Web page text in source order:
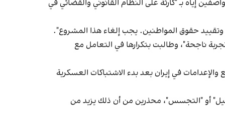
عبر بيان، مشروع القانون الجديد، واصفين إياه بـ "كارثة على النظام القانوني والقضائي في
وتقييد حقوق المواطنين. يجب إلغاء هذا المشروع".
وكالة "فارس"، التابعة للحرس الثوري الإيراني، في مقال، أن الإعدامات الواسعة في عام 1988 كانت "تجربة ناجحة"، وطالبت بتكرارها في التعامل مع
فيه من موجة جديدة من القمع والإعدامات في إيران بعد بدء الاشتباكات العسكرية
أو "التجسس"، محذرين من أن ذلك يزيد من